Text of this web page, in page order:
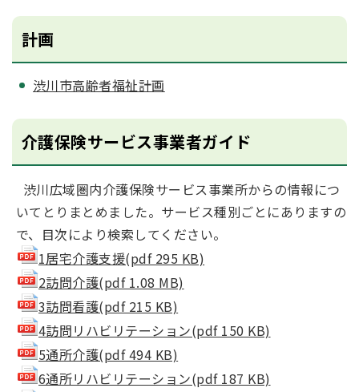
計画
渋川市高齢者福祉計画
介護保険サービス事業者ガイド
渋川広域圏内介護保険サービス事業所からの情報につ
いてとりまとめました。サービス種別ごとにありますの
で、目次により検索してください。
1居宅介護支援(pdf 295 KB)
2訪問介護(pdf 1.08 MB)
3訪問看護(pdf 215 KB)
4訪問リハビリテーション(pdf 150 KB)
5通所介護(pdf 494 KB)
6通所リハビリテーション(pdf 187 KB)